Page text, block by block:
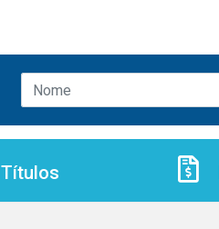
Títulos